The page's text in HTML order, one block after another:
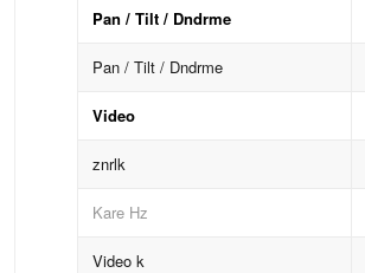
Pan / Tilt / Dndrme
Pan / Tilt / Dndrme
Video
znrlk
Kare Hz
Video k